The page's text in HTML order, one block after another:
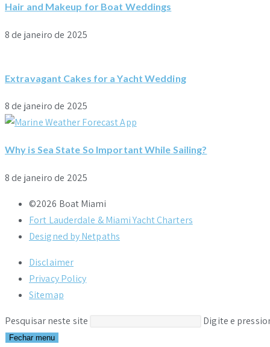
Hair and Makeup for Boat Weddings
8 de janeiro de 2025
Extravagant Cakes for a Yacht Wedding
8 de janeiro de 2025
Why is Sea State So Important While Sailing?
8 de janeiro de 2025
©2026 Boat Miami
Fort Lauderdale & Miami Yacht Charters
Designed by Netpaths
Disclaimer
Privacy Policy
Sitemap
Pesquisar neste site Digite e
Fechar menu